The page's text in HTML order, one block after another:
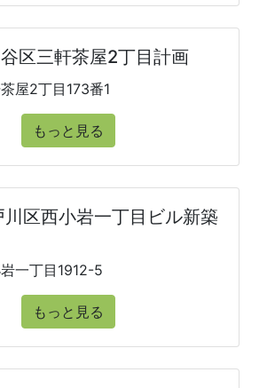
区三軒茶屋2丁目計画
屋2丁目173番1
もっと見る
区西小岩一丁目ビル新築
一丁目1912-5
もっと見る